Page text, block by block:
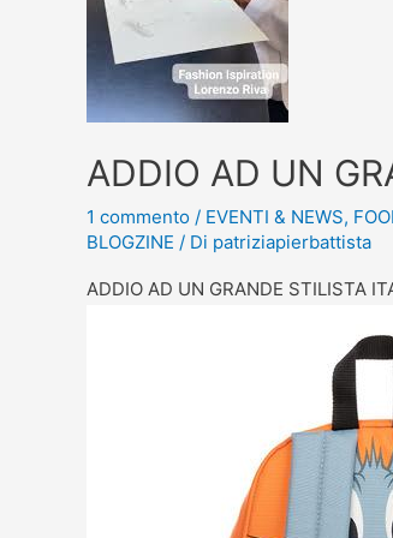
ADDIO AD UN
1 commento / EVENTI & NEWS,
BLOGZINE / Di patriziapierbattista
ADDIO AD UN GRANDE STILISTA